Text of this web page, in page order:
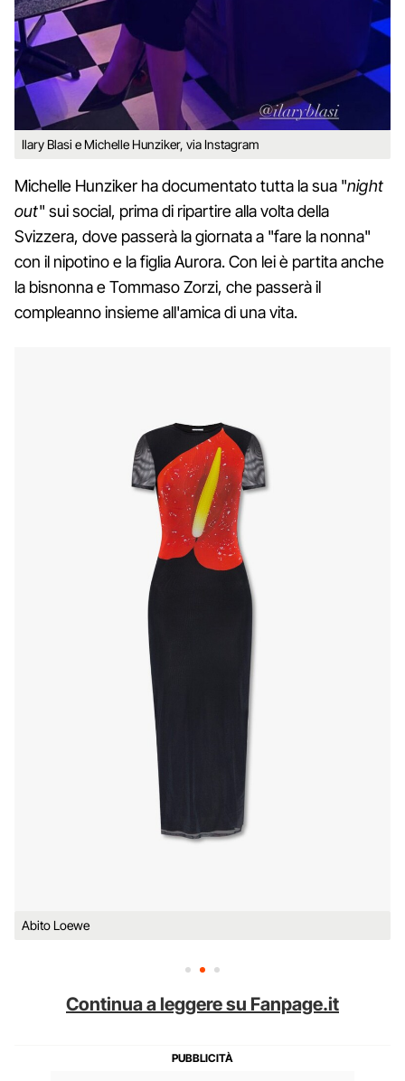
Ilary Blasi e Michelle Hunziker, via Instagram
Michelle Hunziker ha documentato tutta la sua "night
out" sui social, prima di ripartire alla volta della
Svizzera, dove passerà la giornata a "fare la nonna"
con il nipotino e la figlia Aurora. Con lei è partita anche
la bisnonna e Tommaso Zorzi, che passerà il
compleanno insieme all'amica di una vita.
Abito Loewe
Continua a leggere su Fanpage.it